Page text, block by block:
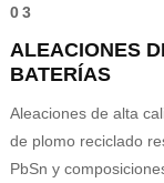
03
ALEACIONES
BATERÍAS
Aleaciones de alta
de plomo reciclado
PbSn y